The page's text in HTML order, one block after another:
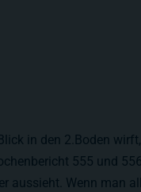
in den 2.Boden
555 und
aussieht. Wenn man